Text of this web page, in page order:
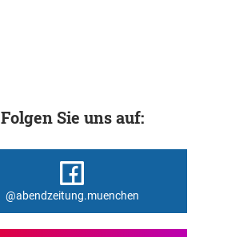
Folgen Sie uns auf:
@abendzeitung.muenchen